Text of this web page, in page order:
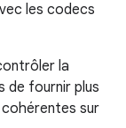
les codecs
la
de fournir plus
sur